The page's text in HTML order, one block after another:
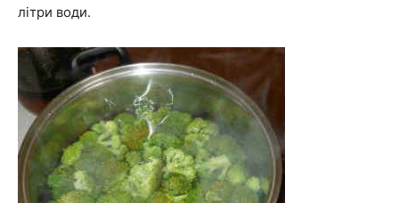
літри води.